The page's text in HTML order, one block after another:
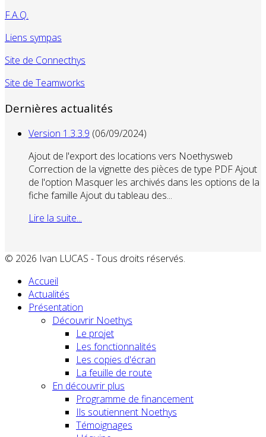
F.A.Q.
Liens sympas
Site de Connecthys
Site de Teamworks
Dernières actualités
Version 1.3.3.9 (06/09/2024)
Ajout de l'export des locations vers Noethysweb
Correction de la vignette des pièces de type PDF Ajout
de l'option Masquer les archivés dans les options de la
fiche famille Ajout du tableau des...
Lire la suite...
© 2026 Ivan LUCAS - Tous droits réservés.
Accueil
Actualités
Présentation
Découvrir Noethys
Le projet
Les fonctionnalités
Les copies d'écran
La feuille de route
En découvrir plus
Programme de financement
Ils soutiennent Noethys
Témoignages